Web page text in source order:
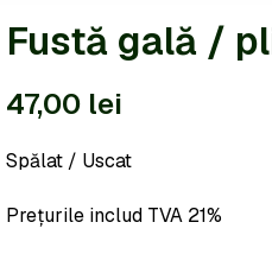
Fustă gală /
47,00 lei
Spălat / Uscat
Prețurile includ TVA 21%